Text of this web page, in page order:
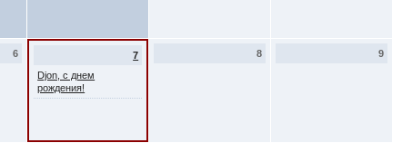
6
7
Djon, с днем
рождения!
8 9